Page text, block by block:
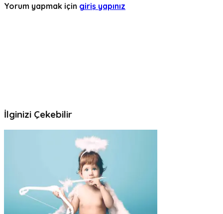
Yorum yapmak için giriş yapınız
İlginizi Çekebilir